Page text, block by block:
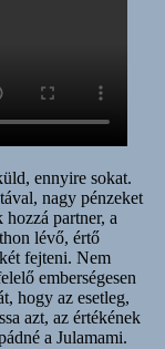
ennyire sokat.
nagy pénzeket
partner, a
lévő, értő
fejteni. Nem
emberségesen
hogy az esetleg,
azt, az értékének
a Julamami.